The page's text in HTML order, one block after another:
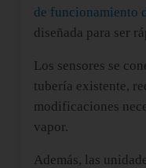
de funcionamiento
diseñada para ser
Los sensores se
tubería existente,
modificaciones
vapor.
Además, las